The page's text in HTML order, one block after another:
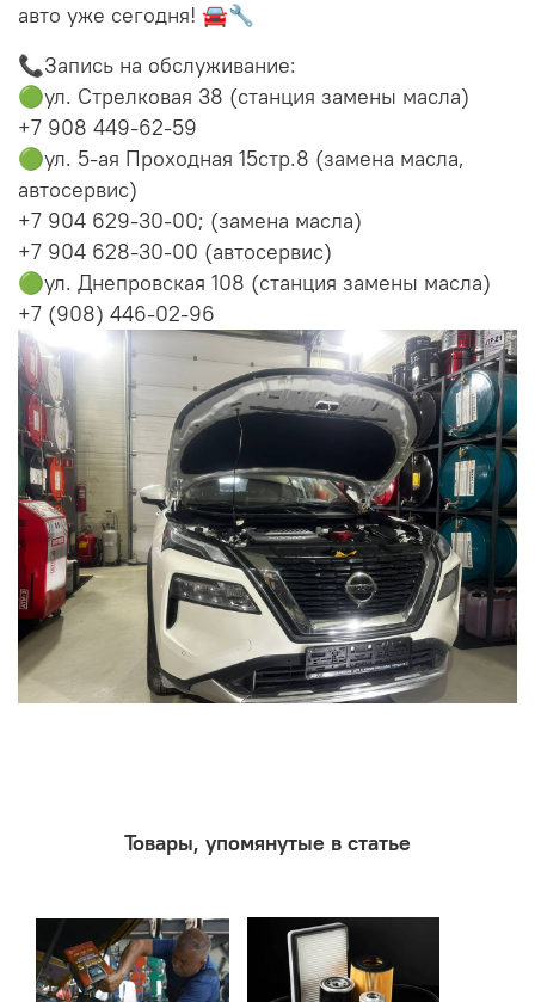
авто уже сегодня! 🚘🔧
📞Запись на обслуживание:
🟢ул. Стрелковая 38 (станция замены масла)
+7 908 449-62-59
🟢ул. 5-ая Проходная 15стр.8 (замена масла,
автосервис)
+7 904 629-30-00; (замена масла)
+7 904 628-30-00 (автосервис)
🟢ул. Днепровская 108 (станция замены масла)
+7 (908) 446-02-96
Товары, упомянутые в статье